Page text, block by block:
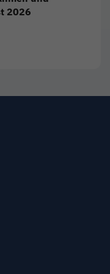
2026
Fenster